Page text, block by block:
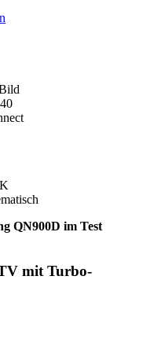
QN900D im Test
mit Turbo-